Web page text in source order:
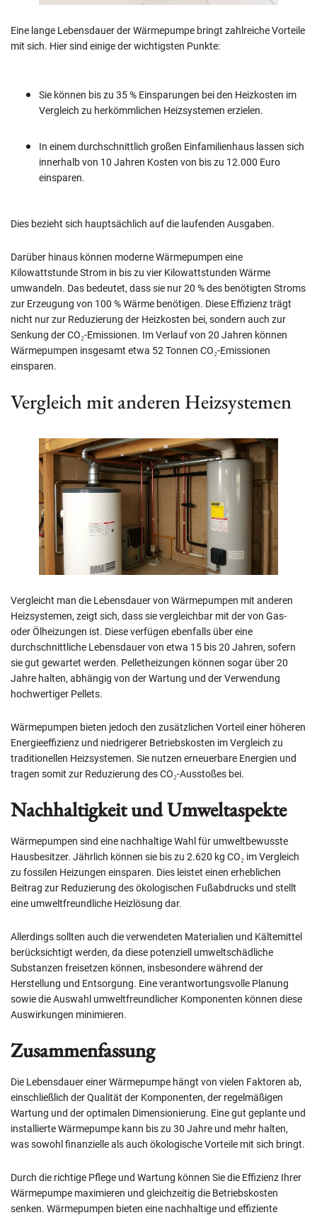
Eine lange Lebensdauer der Wärmepumpe bringt zahlreiche Vorteile
mit sich. Hier sind einige der wichtigsten Punkte:
Sie können bis zu 35 % Einsparungen bei den Heizkosten im
Vergleich zu herkömmlichen Heizsystemen erzielen.
In einem durchschnittlich großen Einfamilienhaus lassen sich
innerhalb von 10 Jahren Kosten von bis zu 12.000 Euro
einsparen.
Dies bezieht sich hauptsächlich auf die laufenden Ausgaben.
Darüber hinaus können moderne Wärmepumpen eine
Kilowattstunde Strom in bis zu vier Kilowattstunden Wärme
umwandeln. Das bedeutet, dass sie nur 20 % des benötigten Stroms
zur Erzeugung von 100 % Wärme benötigen. Diese Effizienz trägt
nicht nur zur Reduzierung der Heizkosten bei, sondern auch zur
Senkung derCO₂-Emissionen. Im Verlauf von 20 Jahren können
Wärmepumpen insgesamt etwa 52 Tonnen CO₂-Emissionen
einsparen.
Vergleich mit anderen Heizsystemen
Vergleicht man die Lebensdauer von Wärmepumpen mit anderen
Heizsystemen, zeigt sich, dass sie vergleichbar mit der von Gas-
oder Ölheizungen ist. Diese verfügen ebenfalls über eine
durchschnittliche Lebensdauer von etwa 15 bis 20 Jahren, sofern
sie gut gewartet werden. Pelletheizungen können sogar über 20
Jahre halten, abhängig von der Wartung und der Verwendung
hochwertiger Pellets.
Wärmepumpen bieten jedoch den zusätzlichen Vorteil einer höheren
Energieeffizienz und niedrigerer Betriebskosten im Vergleich zu
traditionellen Heizsystemen. Sie nutzen erneuerbare Energien und
tragen somit zur Reduzierung desCO₂-Ausstoßes bei.
Nachhaltigkeit und Umweltaspekte
Wärmepumpen sind eine nachhaltige Wahl für umweltbewusste
Hausbesitzer. Jährlich können sie bis zu 2.620 kg CO₂ im Vergleich
zu fossilen Heizungen einsparen. Dies leistet einen erheblichen
Beitrag zur Reduzierung des ökologischen Fußabdrucks und stellt
eine umweltfreundliche Heizlösung dar.
Allerdings sollten auch die verwendeten Materialien und Kältemittel
berücksichtigt werden, da diese potenziell umweltschädliche
Substanzen freisetzen können, insbesondere während der
Herstellung und Entsorgung. Eine verantwortungsvolle Planung
sowie die Auswahl umweltfreundlicher Komponenten können diese
Auswirkungen minimieren.
Zusammenfassung
Die Lebensdauer einer Wärmepumpe hängt von vielen Faktoren ab,
einschließlich der Qualität der Komponenten, der regelmäßigen
Wartung und der optimalen Dimensionierung. Eine gut geplante und
installierte Wärmepumpe kann bis zu 30 Jahre und mehr halten,
was sowohl finanzielle als auch ökologische Vorteile mit sich bringt.
Durch die richtige Pflege und Wartung können Sie die Effizienz Ihrer
Wärmepumpe maximieren und gleichzeitig die Betriebskosten
senken. Wärmepumpen bieten eine nachhaltige und effiziente